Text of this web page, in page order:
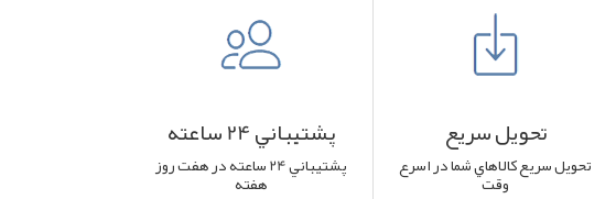
تحويل سريع
تحويل سريع کالاهاي شما در اسرع
وقت
پشتيباني 24 ساعته
پشتيباني 24 ساعته در هفت روز
هفته